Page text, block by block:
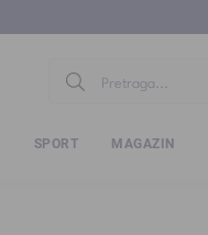
SPORT MAGAZIN